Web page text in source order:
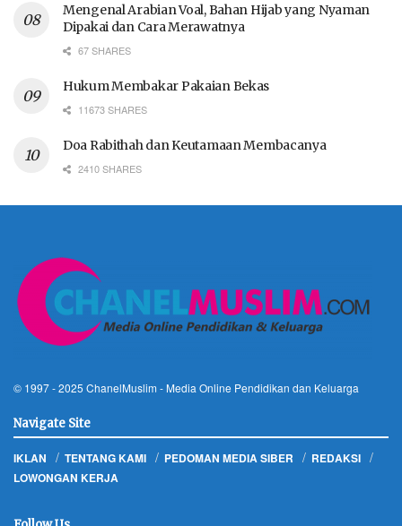
Mengenal Arabian Voal, Bahan Hijab yang Nyaman
Dipakai dan Cara Merawatnya
67 SHARES
Hukum Membakar Pakaian Bekas
11673 SHARES
Doa Rabithah dan Keutamaan Membacanya
2410 SHARES
© 1997 - 2025 ChanelMuslim - Media Online Pendidikan dan Keluarga
Navigate Site
IKLAN TENTANG KAMI PEDOMAN MEDIA SIBER
REDAKSI
LOWONGAN KERJA